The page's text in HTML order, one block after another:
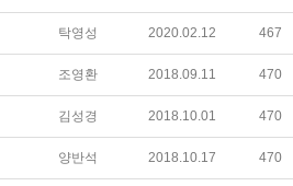
탁영성 2020.02.12 467
조영환 2018.09.11 470
김성경 2018.10.01 470
양반석 2018.10.17 470